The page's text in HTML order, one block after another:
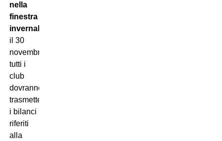
nella
finestra
invernale
il 30
novembre
tutti i
club
dovranno
trasmettere
i bilanci
riferiti
alla